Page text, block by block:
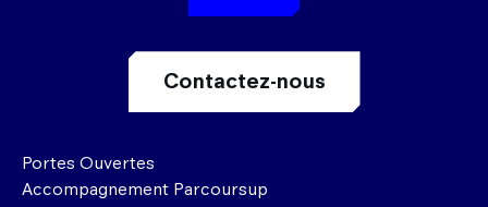
Portes Ouvertes
Accompagnement Parcoursup
Contactez-nous